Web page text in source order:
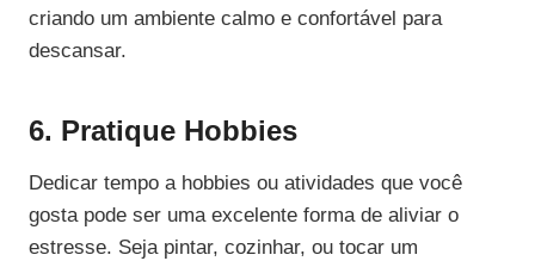
criando um ambiente calmo e confortável para
descansar.
6. Pratique Hobbies
Dedicar tempo a hobbies ou atividades que você
gosta pode ser uma excelente forma de aliviar o
estresse. Seja pintar, cozinhar, ou tocar um